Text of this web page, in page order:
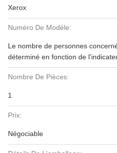
Xerox
Numéro De Modèle:
Le nombre de personnes
déterminé en fonction de
Nombre De Pièces:
1
Prix:
Négociable